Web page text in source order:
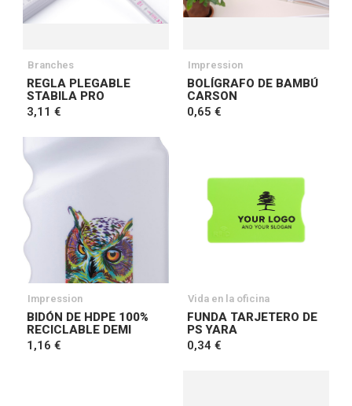
Branches
REGLA PLEGABLE
STABILA PRO
3,11 €
Impression
BOLÍGRAFO DE BAMBÚ
CARSON
0,65 €
Impression
BIDÓN DE HDPE 100%
RECICLABLE DEMI
1,16 €
Vida en la oficina
FUNDA TARJETERO DE
PS YARA
0,34 €